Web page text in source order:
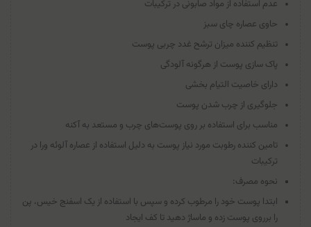
عدم استفاده از مواد صابونی در ترکیبات
حاوی عصاره چای سبز
تنظیم کننده میزان ترشح غدد چربی پوست
پاک سازی پوست از هرگونه آلودگی‌
دارای خاصیت التیام‌ بخشی
جلوگیری از چرب شدن پوست
مناسب برای استفاده بر روی پوست‌های چرب و مستعد به آکنه
تامین کننده رطوبت مورد نیاز پوست به دلیل استفاده از عصاره آلوئه ورا در
ترکیبات
نحوه مصرف:
ابتدا پوست خود را مرطوب کرده و سپس با استفاده از یک اسفنج خیس، پن
را برروی پوست زده و ماساژ دهید تا کف ایجاد